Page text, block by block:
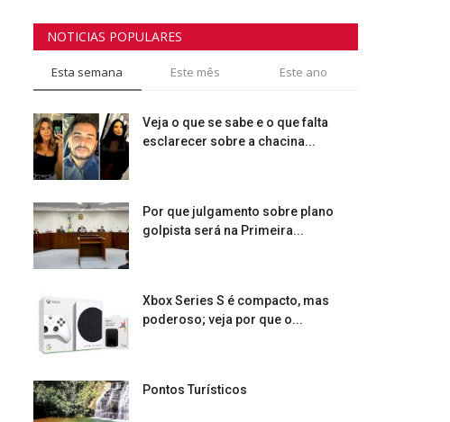
NOTICIAS POPULARES
Esta semana Este mês Este ano
Veja o que se sabe e o que falta
esclarecer sobre a chacina...
Por que julgamento sobre plano
golpista será na Primeira...
Xbox Series S é compacto, mas
poderoso; veja por que o...
Pontos Turísticos